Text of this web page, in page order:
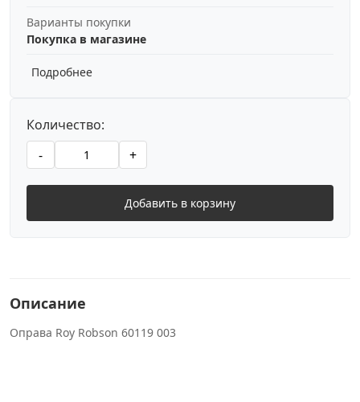
Варианты покупки
Покупка в магазине
Подробнее
Количество:
-
+
Добавить в корзину
Описание
Оправа Roy Robson 60119 003